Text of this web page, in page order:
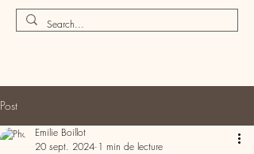
Post
Emilie Boillot
20 sept. 2024 1 min de lecture